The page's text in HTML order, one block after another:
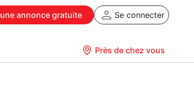
une annonce gratuite Se connecter
Près de chez vous